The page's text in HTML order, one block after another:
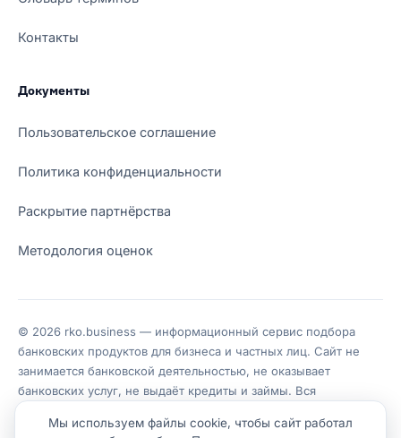
Контакты
Документы
Пользовательское соглашение
Политика конфиденциальности
Раскрытие партнёрства
Методология оценок
© 2026 rko.business — информационный сервис подбора
банковских продуктов для бизнеса и частных лиц. Сайт не
занимается банковской деятельностью, не оказывает
банковских услуг, не выдаёт кредиты и займы. Вся
публичной офертой или индивидуальной рекомендацией.
Мы используем файлы cookie, чтобы сайт работал